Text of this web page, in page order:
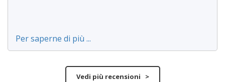
Per saperne di più ...
Vedi più recensioni >